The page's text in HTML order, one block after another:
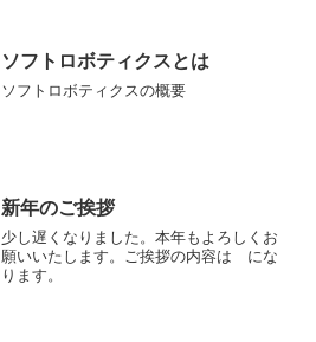
ソフトロボティクスとは
ソフトロボティクスの概要
新年のご挨拶
少し遅くなりました。本年もよろしくお
願いいたします。ご挨拶の内容は にな
ります。